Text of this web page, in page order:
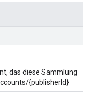
das diese Sammlung
{publisherId}